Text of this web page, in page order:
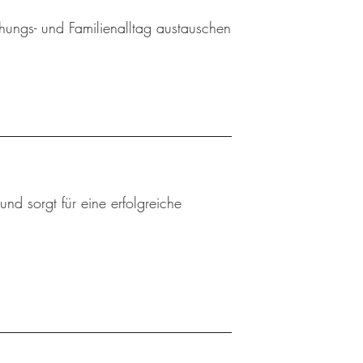
und Familienalltag austauschen
sorgt für eine erfolgreiche